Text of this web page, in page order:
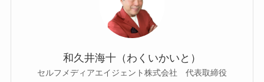
和久井海十（わくいかいと）
セルフメディアエイジェント株式会社 代表取締役